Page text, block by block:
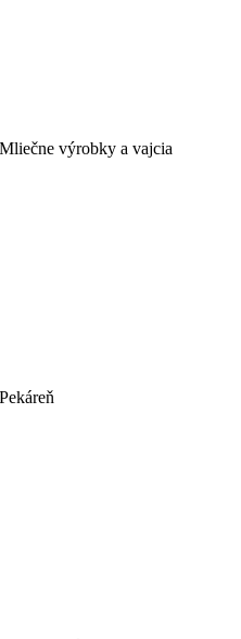
Mliečne výrobky a vajcia
Pekáreň